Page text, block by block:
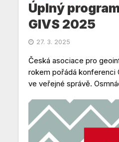
Úplný
GIVS 2025
27. 3. 2025
Česká asociace pro
rokem pořádá konferenci
ve veřejné správě.